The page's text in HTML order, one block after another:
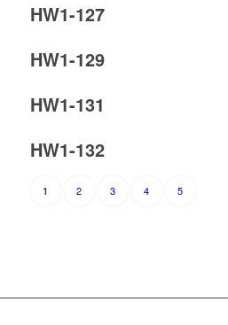
HW1-127
HW1-129
HW1-131
HW1-132
1 2 3 4 5